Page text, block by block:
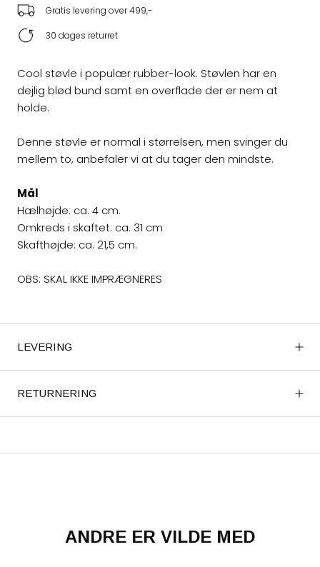
Gratis levering over 499,-
30 dages returret
Cool støvle i populær rubber-look. Støvlen har en
dejlig blød bund samt en overflade der er nem at
holde.
Denne støvle er normal i størrelsen, men svinger du
mellem to, anbefaler vi at du tager den mindste.
Mål
Hælhøjde: ca. 4 cm.
Omkreds i skaftet: ca. 31 cm
Skafthøjde: ca. 21,5 cm.
OBS: SKAL IKKE IMPRÆGNERES
LEVERING
RETURNERING
ANDRE ER VILDE MED